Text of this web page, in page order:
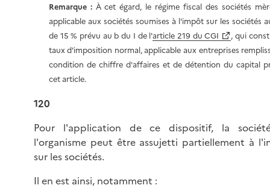
Remarque :À cet égard, le régime fiscal des sociétés
applicable aux sociétés soumises à l'impôt sur les sociétés
de 15 % prévu au b du I de l'article 219 du CGI
, qui
taux d'imposition normal, applicable aux entreprises
condition de chiffre d'affaires et de détention du capital
cet article.
120
Pour l'application de ce dispositif, la
l'organisme peut être assujetti partiellement à
sur les sociétés.
Il en est ainsi, notamment :